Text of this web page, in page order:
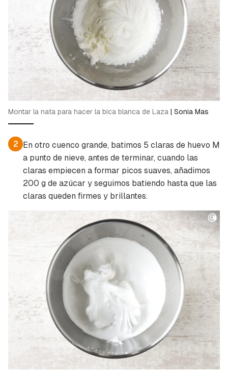
Montar la nata para hacer la bica blanca de Laza | Sonia Mas
2 En otro cuenco grande, batimos 5 claras de huevo M
a punto de nieve, antes de terminar, cuando las
claras empiecen a formar picos suaves, añadimos
200 g de azúcar y seguimos batiendo hasta que las
claras queden firmes y brillantes.